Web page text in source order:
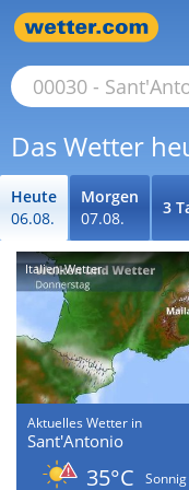
Das Wetter
Heute
06.08.
Morgen
07.08.
3
Italien-Wetter
Aktuelles Wetter in
Sant'Antonio
35°C
Sonnig